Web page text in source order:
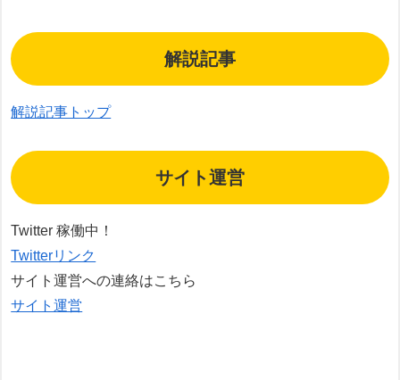
解説記事
解説記事トップ
サイト運営
Twitter 稼働中！
Twitterリンク
サイト運営への連絡はこちら
サイト運営